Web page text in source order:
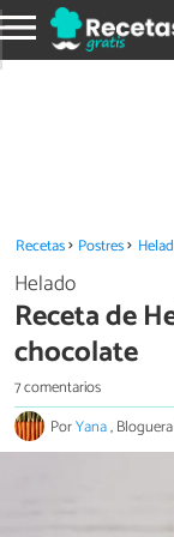
Recetas Postres
Helado
Receta de
chocolate
7 comentarios
PorYana,